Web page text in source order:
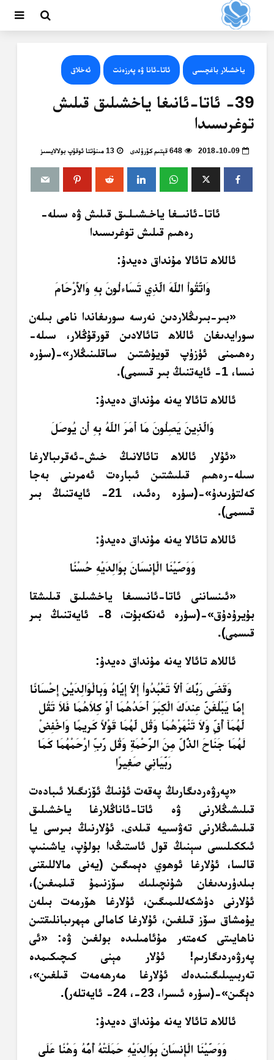
ياخشىلار باغچىسى ئاتا-ئانا ۋە پەرزەنت ئەخلاق
39- ئاتا-ئانىغا ياخشىلىق قىلىش
توغرىسىدا
2018-10-09 648 قېتىم كۆرۈلدى 13 مىنۇتتا ئوقۇپ بولالايسىز
ئاتا-ئانىــغا ياخـشىـلـىق قىلىش ۋە سىلە-
رەھىم قىلىش توغرىسىدا
ئاللاھ تائالا مۇنداق دەيدۇ:
وَاتَّقُواْ اللّهَ الَّذِي تَسَاءلُونَ بِهِ وَالأَرْحَامَ
«بىر-بىرىڭلاردىن نەرسە سورىغاندا نامى بىلەن
سورايدىغان ئاللاھ تائالادىن قورقۇڭلار، سىلە-
رەھىمنى ئۈزۈپ قويۇشتىن ساقلىنىڭلار»-(سۈرە
نىسا، 1- ئايەتنىڭ بىر قىسمى).
ئاللاھ تائالا يەنە مۇنداق دەيدۇ:
وَالَّذِينَ يَصِلُونَ مَا أَمَرَ اللّهُ بِهِ أَن يُوصَلَ
«ئۇلار ئاللاھ تائالانىڭ خىش-ئەقرىبالارغا
سىلە-رەھىم قىلىشتىن ئىبارەت ئەمرىنى بەجا
كەلتۈرىدۇ»-(سۈرە رەئىد، 21- ئايەتنىڭ بىر
قىسمى).
ئاللاھ تائالا يەنە مۇنداق دەيدۇ:
وَوَصَّيْنَا الْإِنسَانَ بِوَالِدَيْهِ حُسْنًا
«ئىنساننى ئاتا-ئانىسىغا ياخشىلىق قىلىشقا
بۇيرۇدۇق»-(سۈرە ئەنكەبۇت، 8- ئايەتنىڭ بىر
قىسمى).
ئاللاھ تائالا يەنە مۇنداق دەيدۇ:
وَقَضَى رَبُّكَ أَلاَّ تَعْبُدُواْ إِلاَّ إِيَّاهُ وَبِالْوَالِدَيْنِ إِحْسَانًا
إِمَّا يَبْلُغَنَّ عِندَكَ الْكِبَرَ أَحَدُهُمَا أَوْ كِلاَهُمَا فَلاَ تَقُل
لَّهُمَآ أُفٍّ وَلاَ تَنْهَرْهُمَا وَقُل لَّهُمَا قَوْلاً كَرِيمًا وَاخْفِضْ
لَهُمَا جَنَاحَ الذُّلِّ مِنَ الرَّحْمَةِ وَقُل رَّبِّ ارْحَمْهُمَا كَمَا
رَبَّيَانِي صَغِيرًا
«پەرۋەردىگارىڭ پەقەت ئۇنىڭ ئۆزىگىلا ئىبادەت
قىلىشىڭلارنى ۋە ئاتا-ئاناڭلارغا ياخشىلىق
قىلىشىڭلارنى تەۋسىيە قىلدى. ئۇلارنىڭ بىرسى يا
ئىككىلىسى سېنىڭ قول ئاستىڭدا بولۇپ، ياشىنىپ
قالسا، ئۇلارغا ئوھوي دېمىگىن (يەنى مالاللىقنى
بىلدۈرىدىغان شۇنچىلىك سۆزنىمۇ قىلمىغىن)،
ئۇلارنى دۈشكەللىمىگىن، ئۇلارغا ھۆرمەت بىلەن
يۇمشاق سۆز قىلغىن، ئۇلارغا كامالى مېھرىبانلىقتىن
ناھايىتى كەمتەر مۇئامىلىدە بولغىن ۋە: «ئى
پەرۋەردىگارىم! ئۇلار مېنى كىچىكىمدە
تەربىيىلىگىنىدەك ئۇلارغا مەرھەمەت قىلغىن»،
دېگىن»-(سۈرە ئىسرا، 23-، 24- ئايەتلەر).
ئاللاھ تائالا يەنە مۇنداق دەيدۇ:
وَوَصَّيْنَا الْإِنسَانَ بِوَالِدَيْهِ حَمَلَتْهُ أُمُّهُ وَهْنًا عَلَى